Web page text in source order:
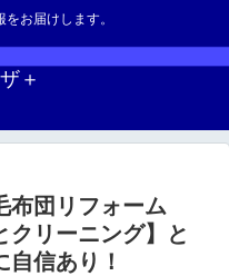
お届けします。
＋
布団リフォーム
クリーニング】と
信あり！